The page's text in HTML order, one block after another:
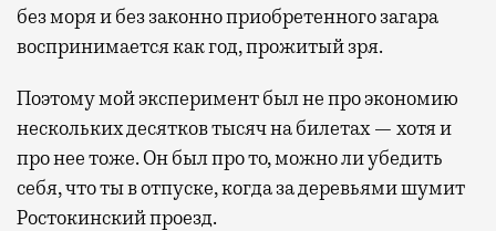
без моря и без законно приобретенного загара
воспринимается как год, прожитый зря.
Поэтому мой эксперимент был не про экономию
нескольких десятков тысяч на билетах — хотя и
про нее тоже. Он был про то, можно ли убедить
себя, что ты в отпуске, когда за деревьями шумит
Ростокинский проезд.